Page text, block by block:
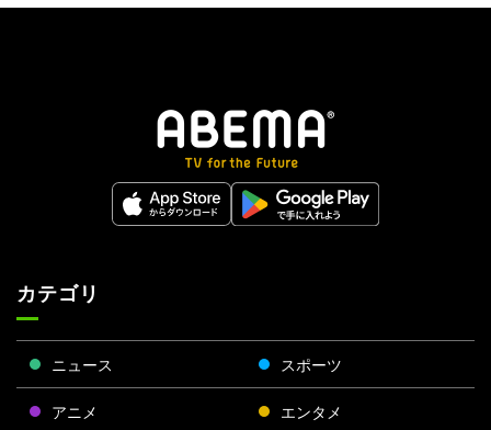
カテゴリ
ニュース スポーツ
アニメ エンタメ